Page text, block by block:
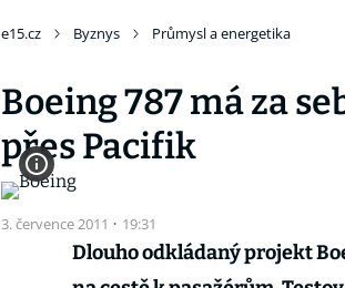
e15.cz Byznys Průmysl a energetika
Boeing 787 má za
přes Pacifik
3. července 2011 · 19:31
Dlouho odkládaný projekt